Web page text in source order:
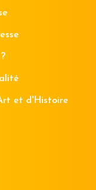
et d'Histoire